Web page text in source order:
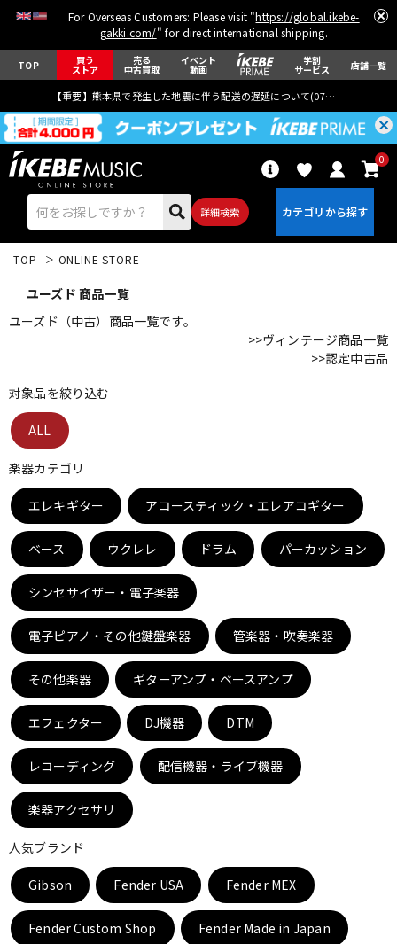
For Overseas Customers: Please visit "https://global.ikebe-
gakki.com/" for direct international shipping.
TOP 買う
ストア
売る
中古買取
イベント
動画
学割
サービス 店舗一覧
【重要】熊本県で発生した地震に伴う配送の遅延について(07月29日
詳細検索
0
アコギ/エレアコ
ドラム パーカッション
キーボード 電子ピアノ
管楽器 その他楽器
アンプ エフェクター
DJ機器 DTM
DTM オンライン納品
配信/ライブ機器 楽器アクセサリ
中古 ヴィンテージ
TOP ONLINE STORE
ユーズド 商品一覧
ユーズド（中古）商品一覧です。
>>ヴィンテージ商品一覧
>>認定中古品
対象品を絞り込む
ALL
楽器カテゴリ
エレキギター アコースティック・エレアコギター
ベース ウクレレ ドラム パーカッション
シンセサイザー・電子楽器
電子ピアノ・その他鍵盤楽器 管楽器・吹奏楽器
その他楽器 ギターアンプ・ベースアンプ
エフェクター DJ機器 DTM
レコーディング 配信機器・ライブ機器
楽器アクセサリ
人気ブランド
Gibson Fender USA Fender MEX
Fender Custom Shop Fender Made in Japan